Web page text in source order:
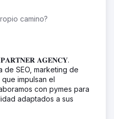
camino?
𝐀𝐆𝐄𝐍𝐂𝐘.
de SEO, marketing de
impulsan el
con pymes para
adaptados a sus